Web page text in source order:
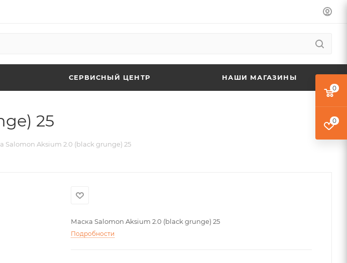
СЕРВИСНЫЙ ЦЕНТР НАШИ МАГАЗИНЫ
25
Salomon Aksium 2.0 (black grunge) 25
Маска Salomon Aksium 2.0 (black grunge) 25
Подробности
0
0